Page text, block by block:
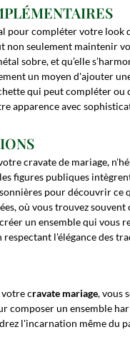
pour compléter votre look
non seulement maintenir
sobre, et qu’elle
un moyen d'ajouter
qui peut compléter
apparence avec
cravate de mariage,
figures publiques
pour découvrir
où vous trouvez
un ensemble qui vous
l'élégance des
cravate mariage, vous
composer un ensemble
l'incarnation même du